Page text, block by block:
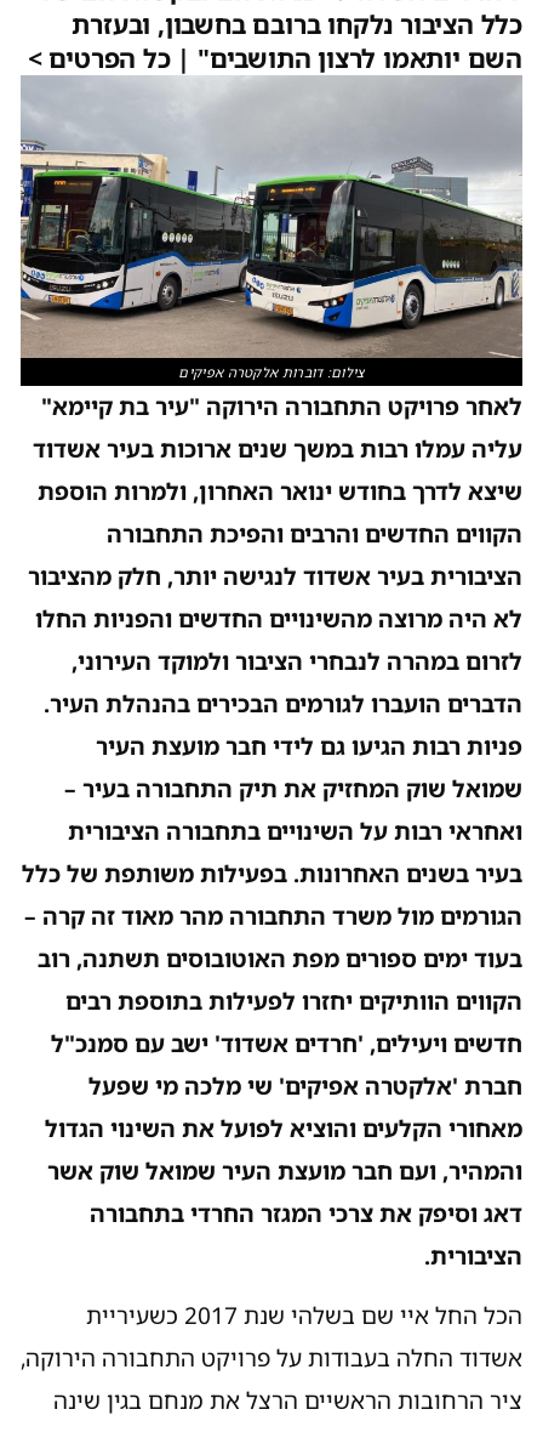
כלל הציבור נלקחו ברובם בחשבון, ובעזרת
השם יותאמו לרצון התושבים" | כל הפרטים >
צילום: דוברות אלקטרה אפיקים
לאחר פרויקט התחבורה הירוקה "עיר בת קיימא"
עליה עמלו רבות במשך שנים ארוכות בעיר אשדוד
שיצא לדרך בחודש ינואר האחרון, ולמרות הוספת
הקווים החדשים והרבים והפיכת התחבורה
הציבורית בעיר אשדוד לנגישה יותר, חלק מהציבור
לא היה מרוצה מהשינויים החדשים והפניות החלו
לזרום במהרה לנבחרי הציבור ולמוקד העירוני,
הדברים הועברו לגורמים הבכירים בהנהלת העיר.
פניות רבות הגיעו גם לידי חבר מועצת העיר
שמואל שוק המחזיק את תיק התחבורה בעיר –
ואחראי רבות על השינויים בתחבורה הציבורית
בעיר בשנים האחרונות. בפעילות משותפת של כלל
הגורמים מול משרד התחבורה מהר מאוד זה קרה –
בעוד ימים ספורים מפת האוטובוסים תשתנה, רוב
הקווים הוותיקים יחזרו לפעילות בתוספת רבים
חדשים ויעילים, 'חרדים אשדוד' ישב עם סמנכ"ל
חברת 'אלקטרה אפיקים' שי מלכה מי שפעל
מאחורי הקלעים והוציא לפועל את השינוי הגדול
והמהיר, ועם חבר מועצת העיר שמואל שוק אשר
דאג וסיפק את צרכי המגזר החרדי בתחבורה
הציבורית.
הכל החל איי שם בשלהי שנת 2017 כשעיריית
אשדוד החלה בעבודות על פרויקט התחבורה הירוקה,
ציר הרחובות הראשיים הרצל את מנחם בגין שינה